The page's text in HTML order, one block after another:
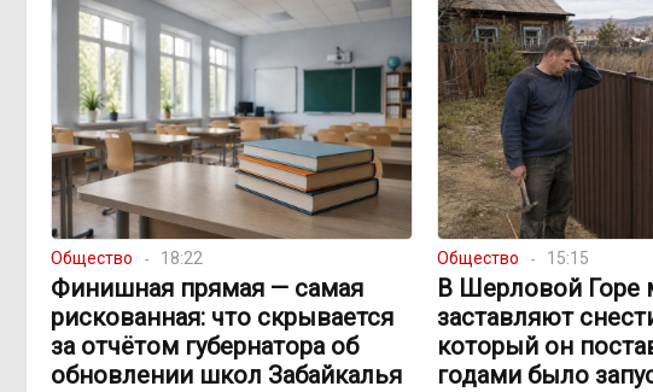
Общество 18:22
Финишная прямая — самая
рискованная: что скрывается
за отчётом губернатора об
обновлении школ Забайкалья
Общество 15:15
В Шерловой Горе
заставляют
который он
годами было